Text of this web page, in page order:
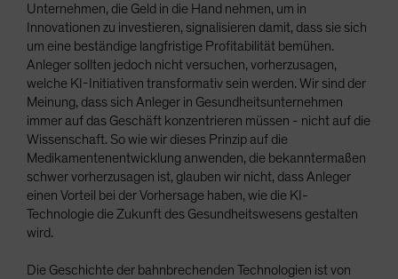
Unternehmen, die Geld in die Hand nehmen, um in
Innovationen zu investieren, signalisieren damit, dass sie sich
um eine beständige langfristige Profitabilität bemühen.
Anleger sollten jedoch nicht versuchen, vorherzusagen,
welche KI-Initiativen transformativ sein werden. Wir sind der
Meinung, dass sich Anleger in Gesundheitsunternehmen
immer auf das Geschäft konzentrieren müssen - nicht auf die
Wissenschaft. So wie wir dieses Prinzip auf die
Medikamentenentwicklung anwenden, die bekanntermaßen
schwer vorherzusagen ist, glauben wir nicht, dass Anleger
einen Vorteil bei der Vorhersage haben, wie die KI-
Technologie die Zukunft des Gesundheitswesens gestalten
wird.
Die Geschichte der bahnbrechenden Technologien ist von